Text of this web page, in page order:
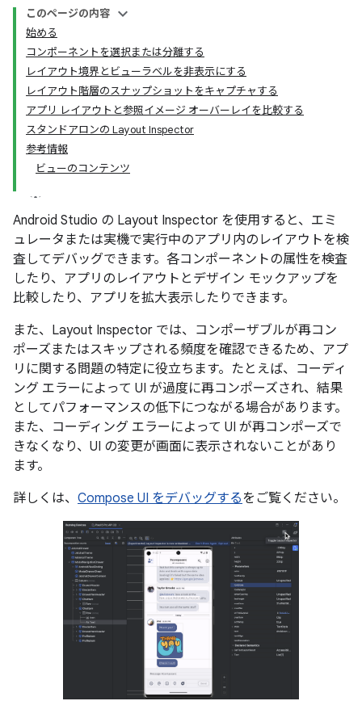
このページの内容
始める
コンポーネントを選択または分離する
レイアウト境界とビューラベルを非表示にする
レイアウト階層のスナップショットをキャプチャする
アプリ レイアウトと参照イメージ オーバーレイを比較する
スタンドアロンの Layout Inspector
参考情報
ビューのコンテンツ
Android Studio の Layout Inspector を使用すると、エミ
ュレータまたは実機で実行中のアプリ内のレイアウトを検
査してデバッグできます。各コンポーネントの属性を検査
したり、アプリのレイアウトとデザイン モックアップを
比較したり、アプリを拡大表示したりできます。
また、Layout Inspector では、コンポーザブルが再コン
ポーズまたはスキップされる頻度を確認できるため、アプ
リに関する問題の特定に役立ちます。たとえば、コーディ
ング エラーによって UI が過度に再コンポーズされ、結果
としてパフォーマンスの低下につながる場合があります。
また、コーディング エラーによって UI が再コンポーズで
きなくなり、UI の変更が画面に表示されないことがあり
ます。
詳しくは、 Compose UI をデバッグするをご覧ください。